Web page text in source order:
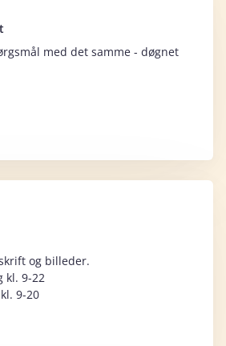
med det samme - døgnet
og billeder.
kl. 9-22
9-20